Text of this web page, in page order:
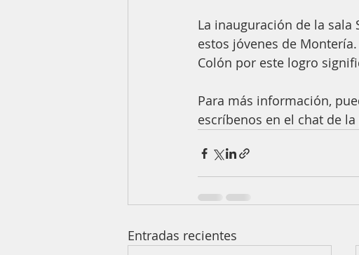
La inauguración de la
estos jóvenes de Montería.
Colón por este logro
Para más información,
escríbenos en el chat de la
Entradas recientes